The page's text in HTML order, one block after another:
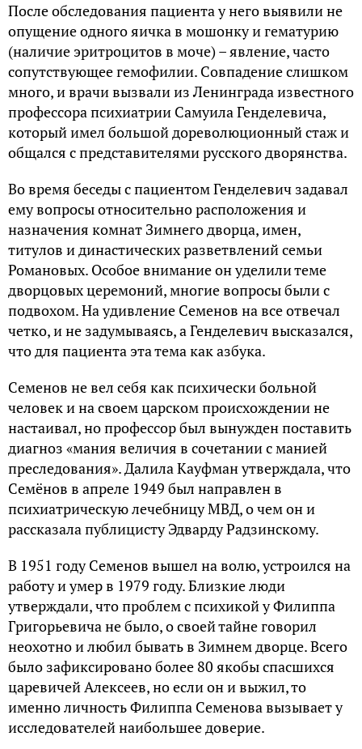
После обследования пациента у него выявили не
опущение одного яичка в мошонку и гематурию
(наличие эритроцитов в моче) – явление, часто
сопутствующее гемофилии. Совпадение слишком
много, и врачи вызвали из Ленинграда известного
профессора психиатрии Самуила Генделевича,
который имел большой дореволюционный стаж и
общался с представителями русского дворянства.
Во время беседы с пациентом Генделевич задавал
ему вопросы относительно расположения и
назначения комнат Зимнего дворца, имен,
титулов и династических разветвлений семьи
Романовых. Особое внимание он уделили теме
дворцовых церемоний, многие вопросы были с
подвохом. На удивление Семенов на все отвечал
четко, и не задумываясь, а Генделевич высказался,
что для пациента эта тема как азбука.
Семенов не вел себя как психически больной
человек и на своем царском происхождении не
настаивал, но профессор был вынужден поставить
диагноз «мания величия в сочетании с манией
преследования». Далила Кауфман утверждала, что
Семёнов в апреле 1949 был направлен в
психиатрическую лечебницу МВД, о чем он и
рассказала публицисту Эдварду Радзинскому.
В 1951 году Семенов вышел на волю, устроился на
работу и умер в 1979 году. Близкие люди
утверждали, что проблем с психикой у Филиппа
Григорьевича не было, о своей тайне говорил
неохотно и любил бывать в Зимнем дворце. Всего
было зафиксировано более 80 якобы спасшихся
царевичей Алексеев, но если он и выжил, то
именно личность Филиппа Семенова вызывает у
исследователей наибольшее доверие.